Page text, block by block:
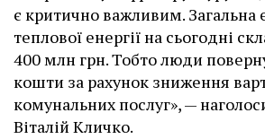
є критично важливим.
теплової енергії на сьогодні
400 млн грн. Тобто люди
кошти за рахунок зниження
комунальних послуг», —
Віталій Кличко.